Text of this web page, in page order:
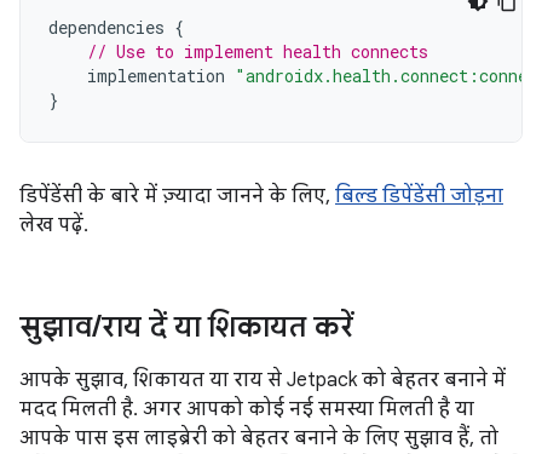
dependencies {
// Use to implement health connects
implementation
}
डिपेंडेंसी के बारे में ज़्यादा जानने के लिए, बिल्ड डिपेंडेंसी जोड़ना
लेख पढ़ें.
सुझाव/राय दें या शिकायत करें
आपके सुझाव, शिकायत या राय से Jetpack को बेहतर बनाने में
मदद मिलती है. अगर आपको कोई नई समस्या मिलती है या
आपके पास इस लाइब्रेरी को बेहतर बनाने के लिए सुझाव हैं, तो